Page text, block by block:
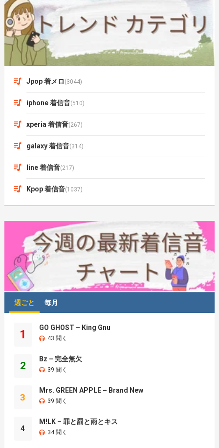
Jpop 着メロ (3044)
iphone 着信音(510)
xperia 着信音(267)
galaxy 着信音(314)
line 着信音(217)
Kpop 着信音(1037)
週ごと 毎月
1
GO GHOST – King Gnu
43 聞く
2
Bz – 完全無欠
39 聞く
3
Mrs. GREEN APPLE – Brand New
39 聞く
4
M!LK – 罪と罰と雨とキス
34 聞く